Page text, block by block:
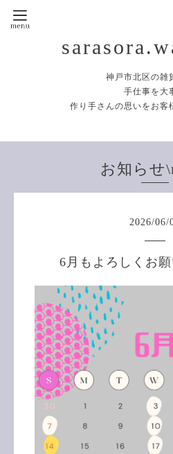
神戸市北区の雑
手仕事を大
作り手さんの思いをお客
お知らせ
2026/06/
6月もよろしくお